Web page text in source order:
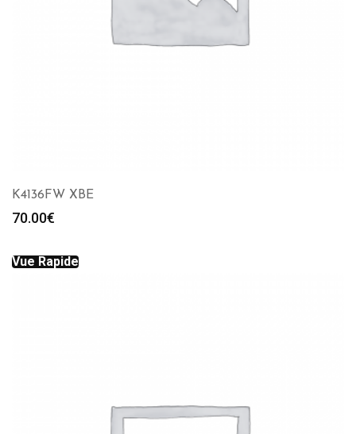
K4136FW XBE
70.00€
Vue Rapide